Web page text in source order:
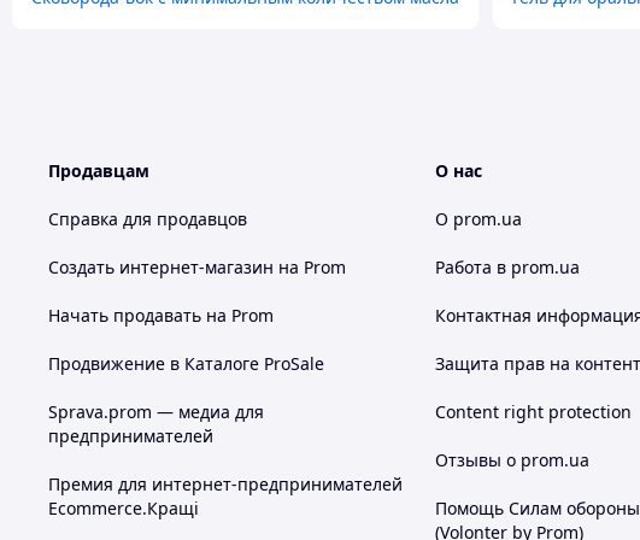
Продавцам
Справка для продавцов
Создать интернет-магазин на Prom
Начать продавать на Prom
Продвижение в Каталоге ProSale
Sprava.prom — медиа для
предпринимателей
Премия для интернет-предпринимателей
Ecommerce.Кращі
О нас
О prom.ua
Работа в prom.ua
Контактная
Защита прав на контент
Content right protection
Отзывы о prom.ua
Помощь Силам обороны
(Volonter by Prom)